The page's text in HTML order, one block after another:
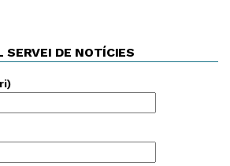
SERVEI DE NOTÍCIES